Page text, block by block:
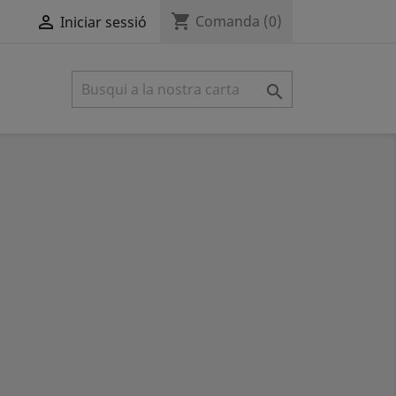
 Iniciar sessió shopping_cart Comanda (0)
